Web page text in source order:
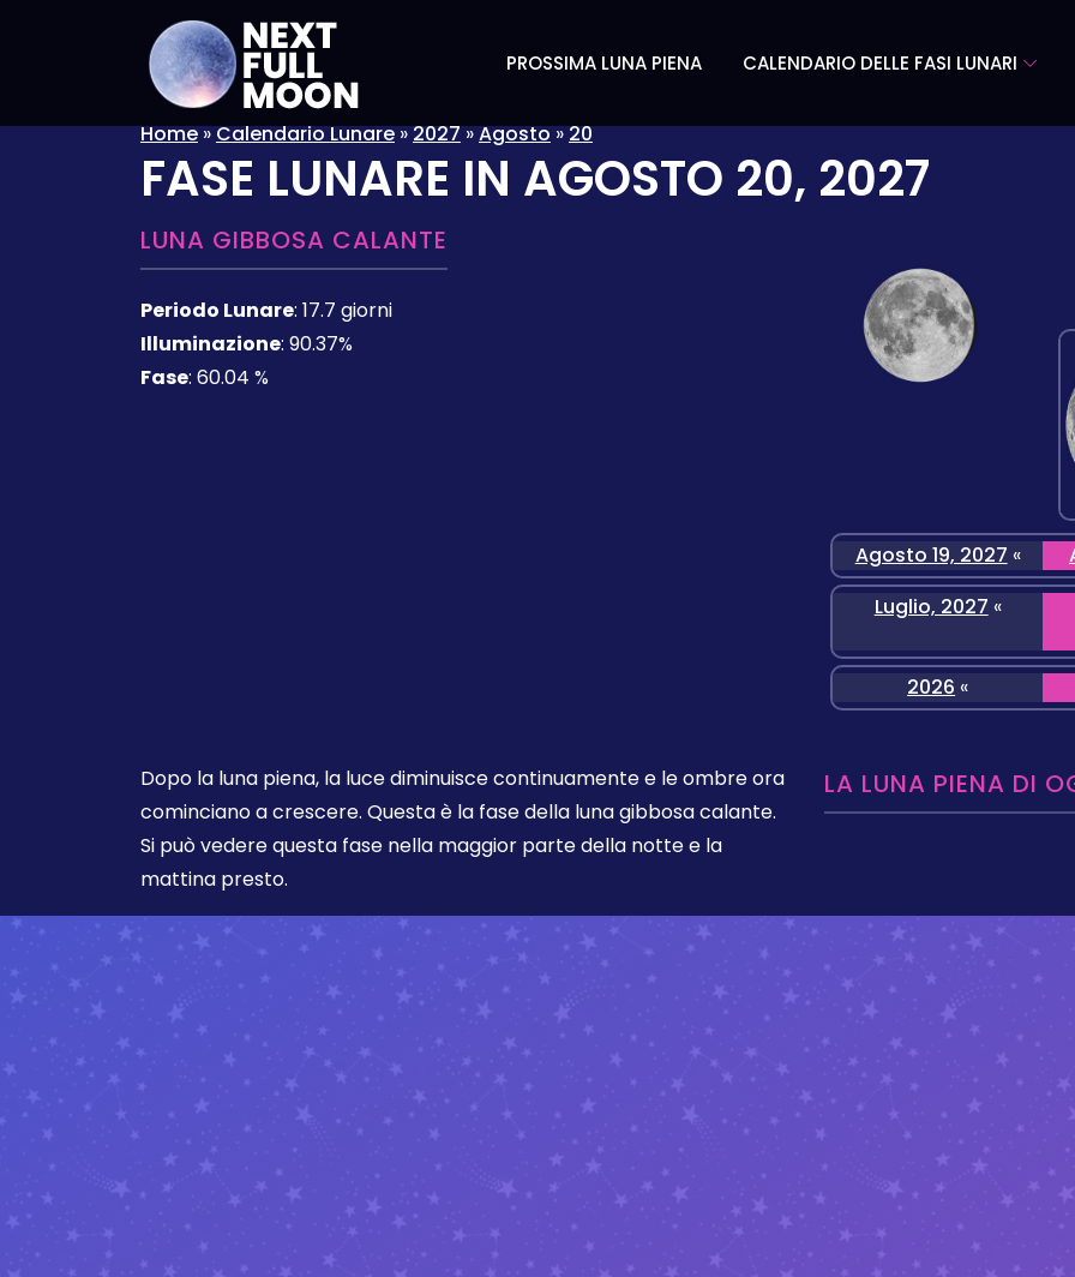
PROSSIMA LUNA PIENA CALENDARIO DELLE FASI LUNARI
Home»Calendario Lunare»2027»Agosto»20
FASE LUNARE IN AGOSTO 20, 2027
LUNA GIBBOSA CALANTE
Periodo Lunare: 17.7 giorni
Illuminazione: 90.37%
Fase: 60.04 %
Agosto 19, 2027 «
Luglio, 2027 «
2026 «
Dopo la luna piena, la luce diminuisce continuamente e le ombre ora
cominciano a crescere. Questa è la fase della luna gibbosa calante.
Si può vedere questa fase nella maggior parte della notte e la
mattina presto.
LA LUNA PIENA DI